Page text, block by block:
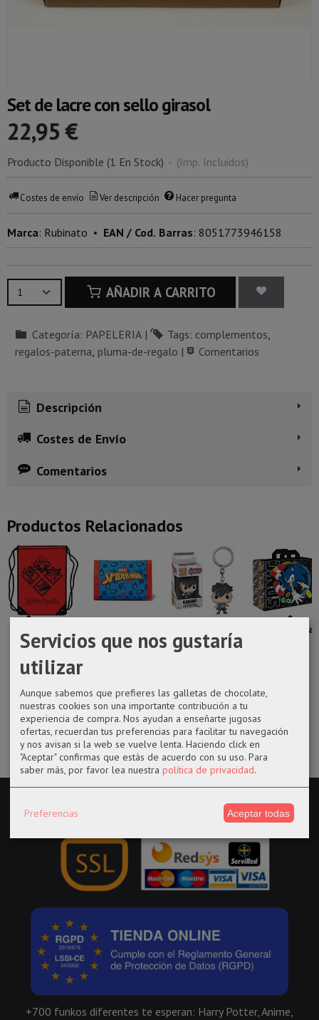
Set de lacre con sello girasol
22,95 €
Producto Disponible (1 En Stock) - (Imp. Incluidos)
Costes de envío Ver descripción Hacer pregunta
Marca: Rubinato • EAN / Cod. Barras: 8051773946158
AÑADIR A CARRITO
Categoría: PAPELERIA | Tags: complementos
regalos-paterna pluma-de-regalo | Comentarios
Descripción
Costes de Envío
Comentarios
Productos Relacionados
de Jujutsu
Siperman
Kawaki de
Bolsa de rafia
+700 funkos diferentes te esperan: Harry Potter, Anime,
Servicios que nos gustaría
utilizar
Aunque sabemos que prefieres las galletas de chocolate,
nuestras cookies son una importante contribución a tu
experiencia de compra. Nos ayudan a enseñarte jugosas
ofertas, recuerdan tus preferencias para facilitar tu navegación
y nos avisan si la web se vuelve lenta. Haciendo click en
"Aceptar" confirmas que estás de acuerdo con su uso. Para
saber más, por favor lea nuestra política de privacidad.
Preferencias Aceptar todas